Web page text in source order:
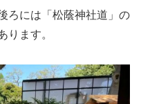
ろには「松蔭神社道」の
ります。